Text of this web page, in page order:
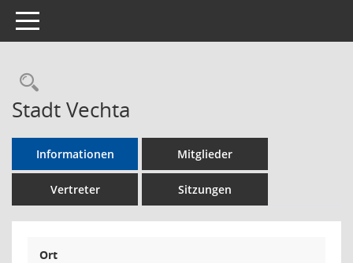
Toggle navigation
Rechercheauswahl
Stadt Vechta
Informationen Mitglieder
Vertreter Sitzungen
Ort